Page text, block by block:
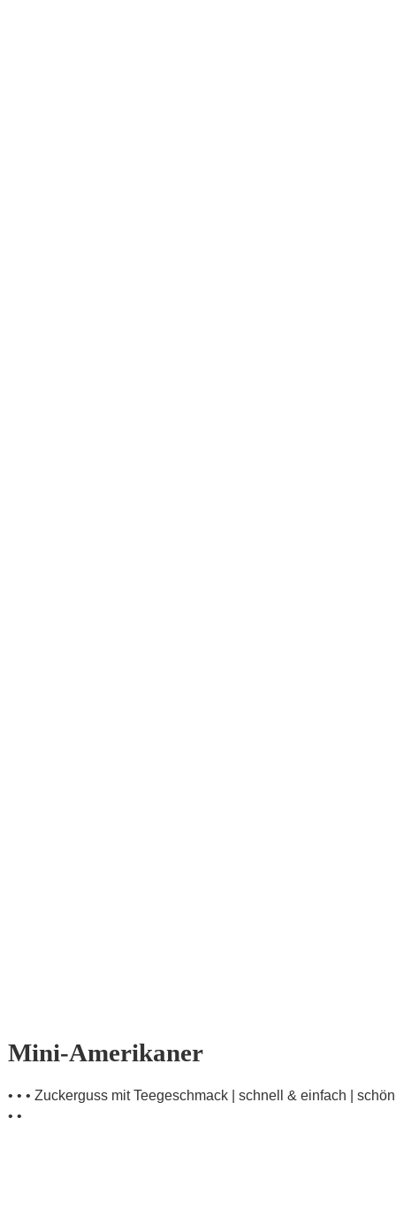
Mini-Amerikaner
• • • Zuckerguss mit Teegeschmack | schnell & einfach |
• •